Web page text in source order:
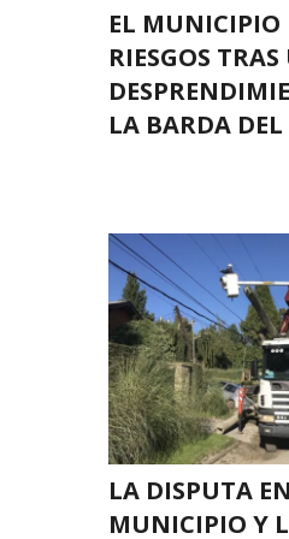
EL MUNICIPIO
RIESGOS
LA BARDA
LA DISPUTA
MUNICIPIO Y